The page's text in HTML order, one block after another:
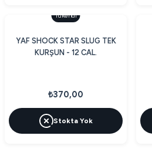
Tükendi
YAF SHOCK STAR SLUG TEK
KURŞUN - 12 CAL.
₺370,00
Stokta Yok